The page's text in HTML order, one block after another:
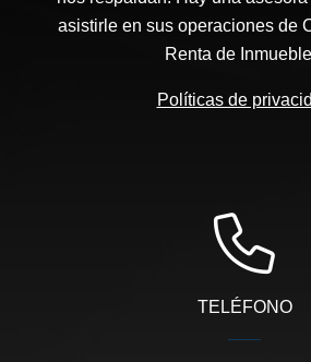
asistirle en sus operaciones de
Renta de
Políticas de
TELÉFONO